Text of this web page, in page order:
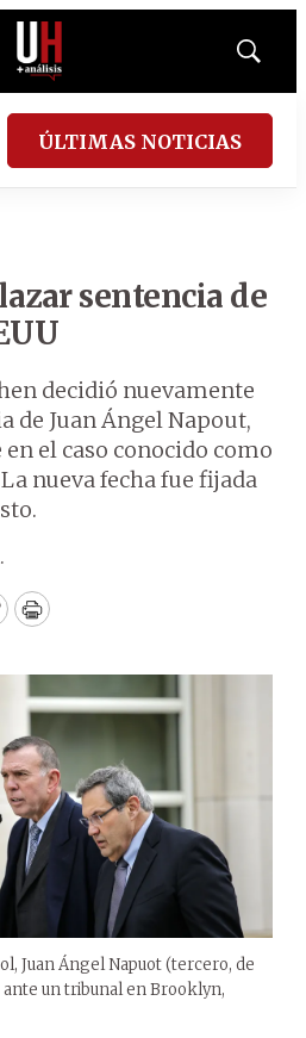
Mostrar
ÚLTIMAS NOTICIAS
sentencia de
decidió nuevamente
de Juan Ángel Napout,
el caso conocido como
nueva fecha fue fijada
Print
Juan Ángel Napuot (tercero, de
ante un tribunal en Brooklyn,